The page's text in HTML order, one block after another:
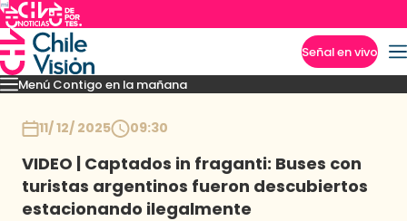
Señal en vivo
Menú Contigo en la mañana
MomentosReportajesDenunciasPolicialPolíticaEspectáculo
11/ 12/ 2025 09:30
VIDEO | Captados in fraganti: Buses con
turistas argentinos fueron descubiertos
estacionando ilegalmente
Imperdibles